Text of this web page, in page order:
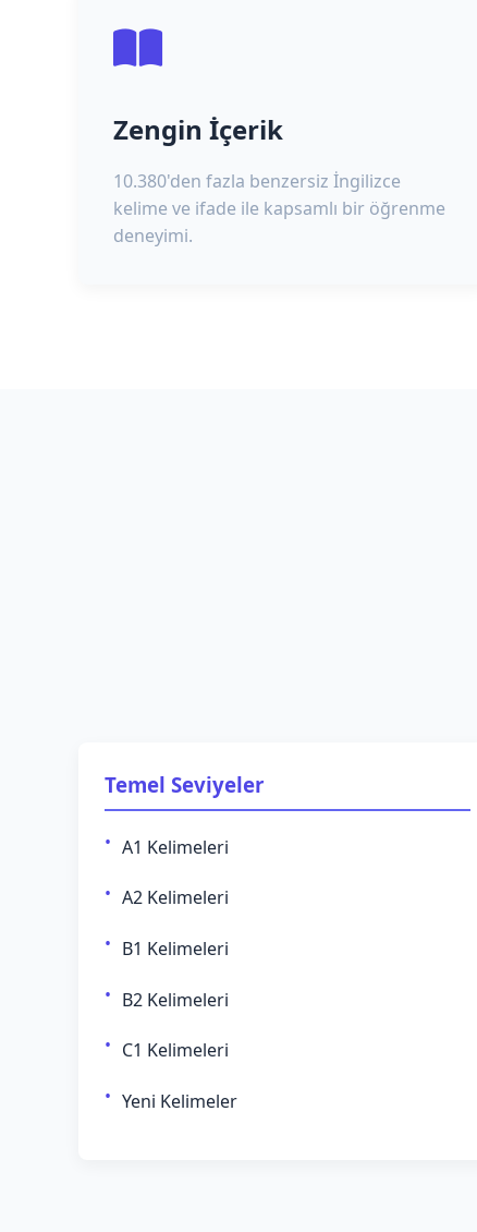
Zengin İçerik
10.380'den fazla benzersiz İngilizce
kelime ve ifade ile kapsamlı bir öğrenme
deneyimi.
Temel Seviyeler
A1 Kelimeleri
A2 Kelimeleri
B1 Kelimeleri
B2 Kelimeleri
C1 Kelimeleri
Yeni Kelimeler